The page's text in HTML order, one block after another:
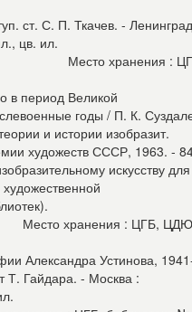
ст. С. П. Ткачев. -
цв. ил.
Место хранения :
в период Великой
годы / П. К.
и истории изобразит.
художеств СССР, 1963. -
искусству для
Место хранения : ЦГБ,
Александра Устинова,
Т. Гайдара. - Москва :